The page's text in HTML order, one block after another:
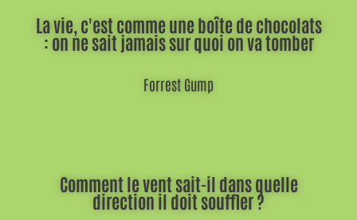
La vie, c'est comme une boîte de chocolats
: on ne sait jamais sur quoi on va tomber
Forrest Gump
Comment le vent sait-il dans quelle
direction il doit souffler ?